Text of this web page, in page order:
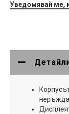
Уведомявай ме,